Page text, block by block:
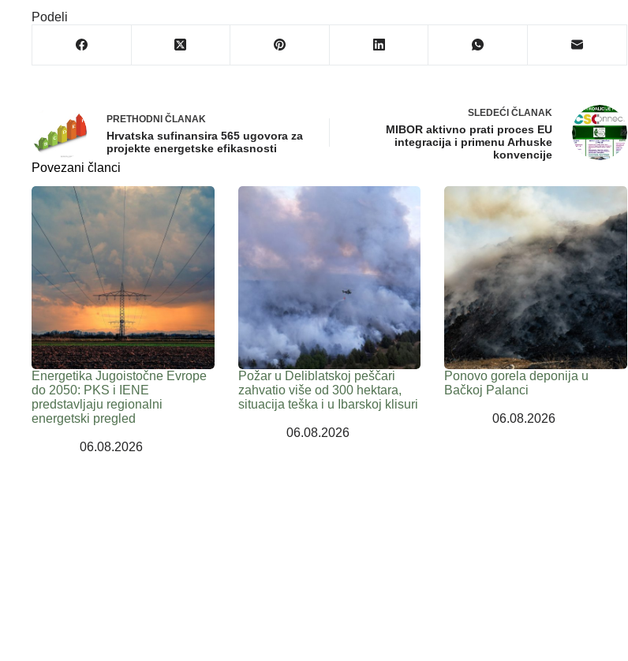
Podeli
PRETHODNI ČLANAK
Hrvatska sufinansira 565 ugovora za
projekte energetske efikasnosti
SLEDEĆI ČLANAK
MIBOR aktivno prati proces EU
integracija i primenu Arhuske
konvencije
Povezani članci
Energetika Jugoistočne Evrope
do 2050: PKS i IENE
predstavljaju regionalni
energetski pregled
06.08.2026
Požar u Deliblatskoj peščari
zahvatio više od 300 hektara,
situacija teška i u Ibarskoj klisuri
06.08.2026
Ponovo gorela deponija u
Bačkoj Palanci
06.08.2026